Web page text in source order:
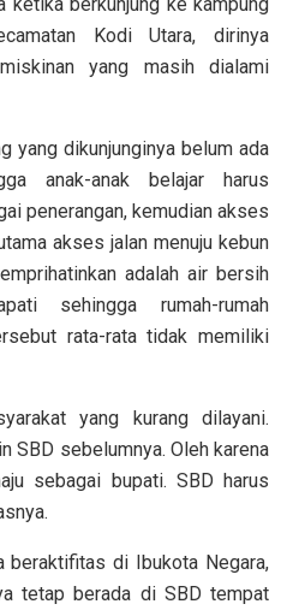
Kodi Utara, dirinya
yang masih dialami
yang dikunjunginya belum ada
anak-anak belajar harus
penerangan, kemudian akses
akses jalan menuju kebun
adalah air bersih
sehingga rumah-rumah
rata-rata tidak memiliki
yang kurang dilayani.
SBD sebelumnya. Oleh karena
sebagai bupati. SBD harus
beraktifitas di Ibukota Negara,
tetap berada di SBD tempat